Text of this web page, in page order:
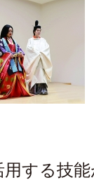
用する技